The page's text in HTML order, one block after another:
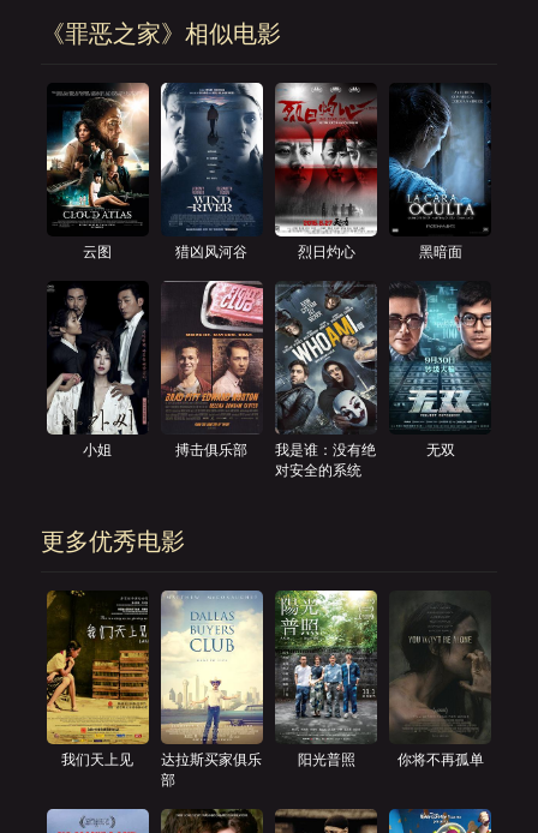
《罪恶之家》相似电影
云图 猎凶风河谷 烈日灼心 黑暗面
小姐 搏击俱乐部
我是谁：没有绝
对安全的系统
无双
更多优秀电影
我们天上见
达拉斯买家俱乐
部
阳光普照 你将不再孤单